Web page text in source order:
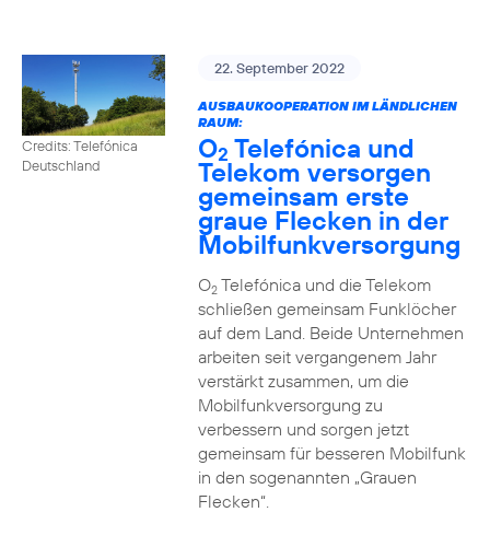
Credits: Telefónica
Deutschland
22. September 2022
AUSBAUKOOPERATION IM LÄNDLICHEN
RAUM:
O2 Telefónica und
Telekom versorgen
gemeinsam erste
graue Flecken in der
Mobilfunkversorgung
O2Telefónica und die Telekom
schließen gemeinsam Funklöcher
auf dem Land. Beide Unternehmen
arbeiten seit vergangenem Jahr
verstärkt zusammen, um die
Mobilfunkversorgung zu
verbessern und sorgen jetzt
gemeinsam für besseren Mobilfunk
in den sogenannten „Grauen
Flecken“.